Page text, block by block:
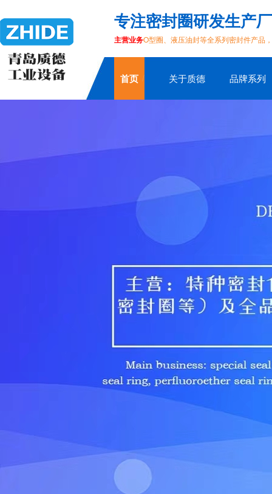
专注密封圈研发生产
主营业务O型圈、液压油封等全系列密封件产品
首页 关于质德 品牌系列